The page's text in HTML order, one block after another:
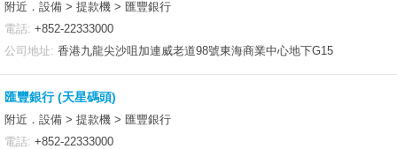
附近．設備 > 提款機 > 匯豐銀行
電話: +852-22333000
公司地址: 香港九龍尖沙咀加連威老道98號東海商業中心地下G15
匯豐銀行 (天星碼頭)
附近．設備 > 提款機 > 匯豐銀行
電話: +852-22333000